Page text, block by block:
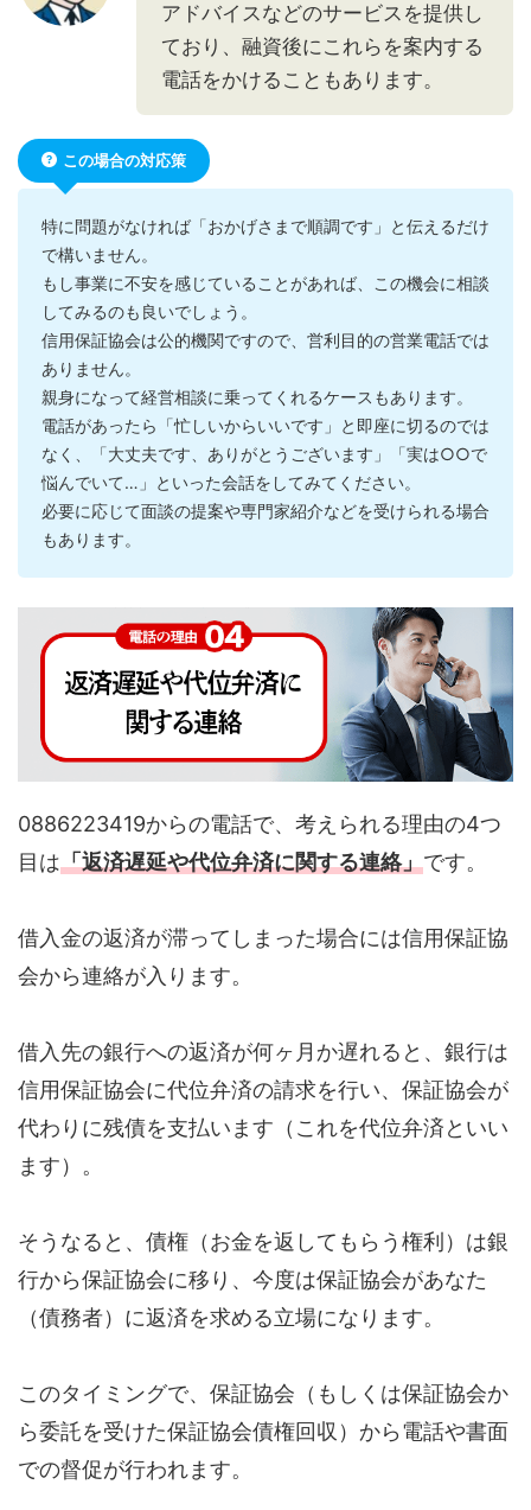
アドバイスなどのサービスを提供し
ており、融資後にこれらを案内する
電話をかけることもあります。
この場合の対応策
特に問題がなければ「おかげさまで順調です」と伝えるだけ
で構いません。
もし事業に不安を感じていることがあれば、この機会に相談
してみるのも良いでしょう。
信用保証協会は公的機関ですので、営利目的の営業電話では
ありません。
親身になって経営相談に乗ってくれるケースもあります。
電話があったら「忙しいからいいです」と即座に切るのでは
なく、「大丈夫です、ありがとうございます」「実は○○で
悩んでいて…」といった会話をしてみてください。
必要に応じて面談の提案や専門家紹介などを受けられる場合
もあります。
0886223419からの電話で、考えられる理由の4つ
目は「返済遅延や代位弁済に関する連絡」です。
借入金の返済が滞ってしまった場合には信用保証協
会から連絡が入ります。
借入先の銀行への返済が何ヶ月か遅れると、銀行は
信用保証協会に代位弁済の請求を行い、保証協会が
代わりに残債を支払います（これを代位弁済といい
ます）。
そうなると、債権（お金を返してもらう権利）は銀
行から保証協会に移り、今度は保証協会があなた
（債務者）に返済を求める立場になります。
このタイミングで、保証協会（もしくは保証協会か
ら委託を受けた保証協会債権回収）から電話や書面
での督促が行われます。